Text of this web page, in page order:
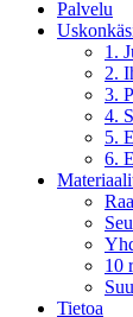
Palvelu
1.
2.
3.
4.
5.
6.
10
Tietoa